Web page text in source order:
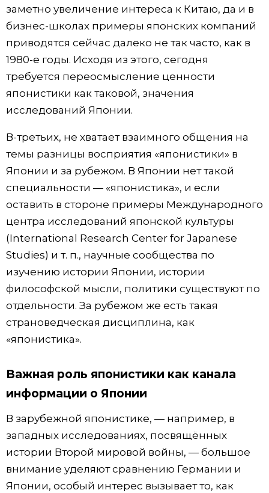
заметно увеличение интереса к Китаю, да и в
бизнес-школах примеры японских компаний
приводятся сейчас далеко не так часто, как в
1980-е годы. Исходя из этого, сегодня
требуется переосмысление ценности
японистики как таковой, значения
исследований Японии.
В-третьих, не хватает взаимного общения на
темы разницы восприятия «японистики» в
Японии и за рубежом. В Японии нет такой
специальности — «японистика», и если
оставить в стороне примеры Международного
центра исследований японской культуры
(International Research Center for Japanese
Studies) и т. п., научные сообщества по
изучению истории Японии, истории
философской мысли, политики существуют по
отдельности. За рубежом же есть такая
страноведческая дисциплина, как
«японистика».
Важная роль японистики как канала
информации о Японии
В зарубежной японистике, — например, в
западных исследованиях, посвящённых
истории Второй мировой войны, — большое
внимание уделяют сравнению Германии и
Японии, особый интерес вызывает то, как